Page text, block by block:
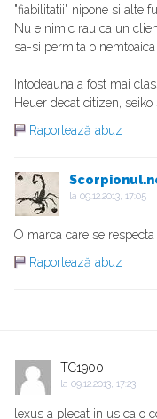
"fiabilitatii" nipone si alte
Nu e nimic rau ca un
sa-si permita o
Intodeauna a fost mai
Heuer decat citizen, seiko
Raportează abuz
la 09.12.2013, 17:05
O marca care se
Raportează abuz
TC1900
la 09.12.2013, 17:23
lexus a plecat in us ca o